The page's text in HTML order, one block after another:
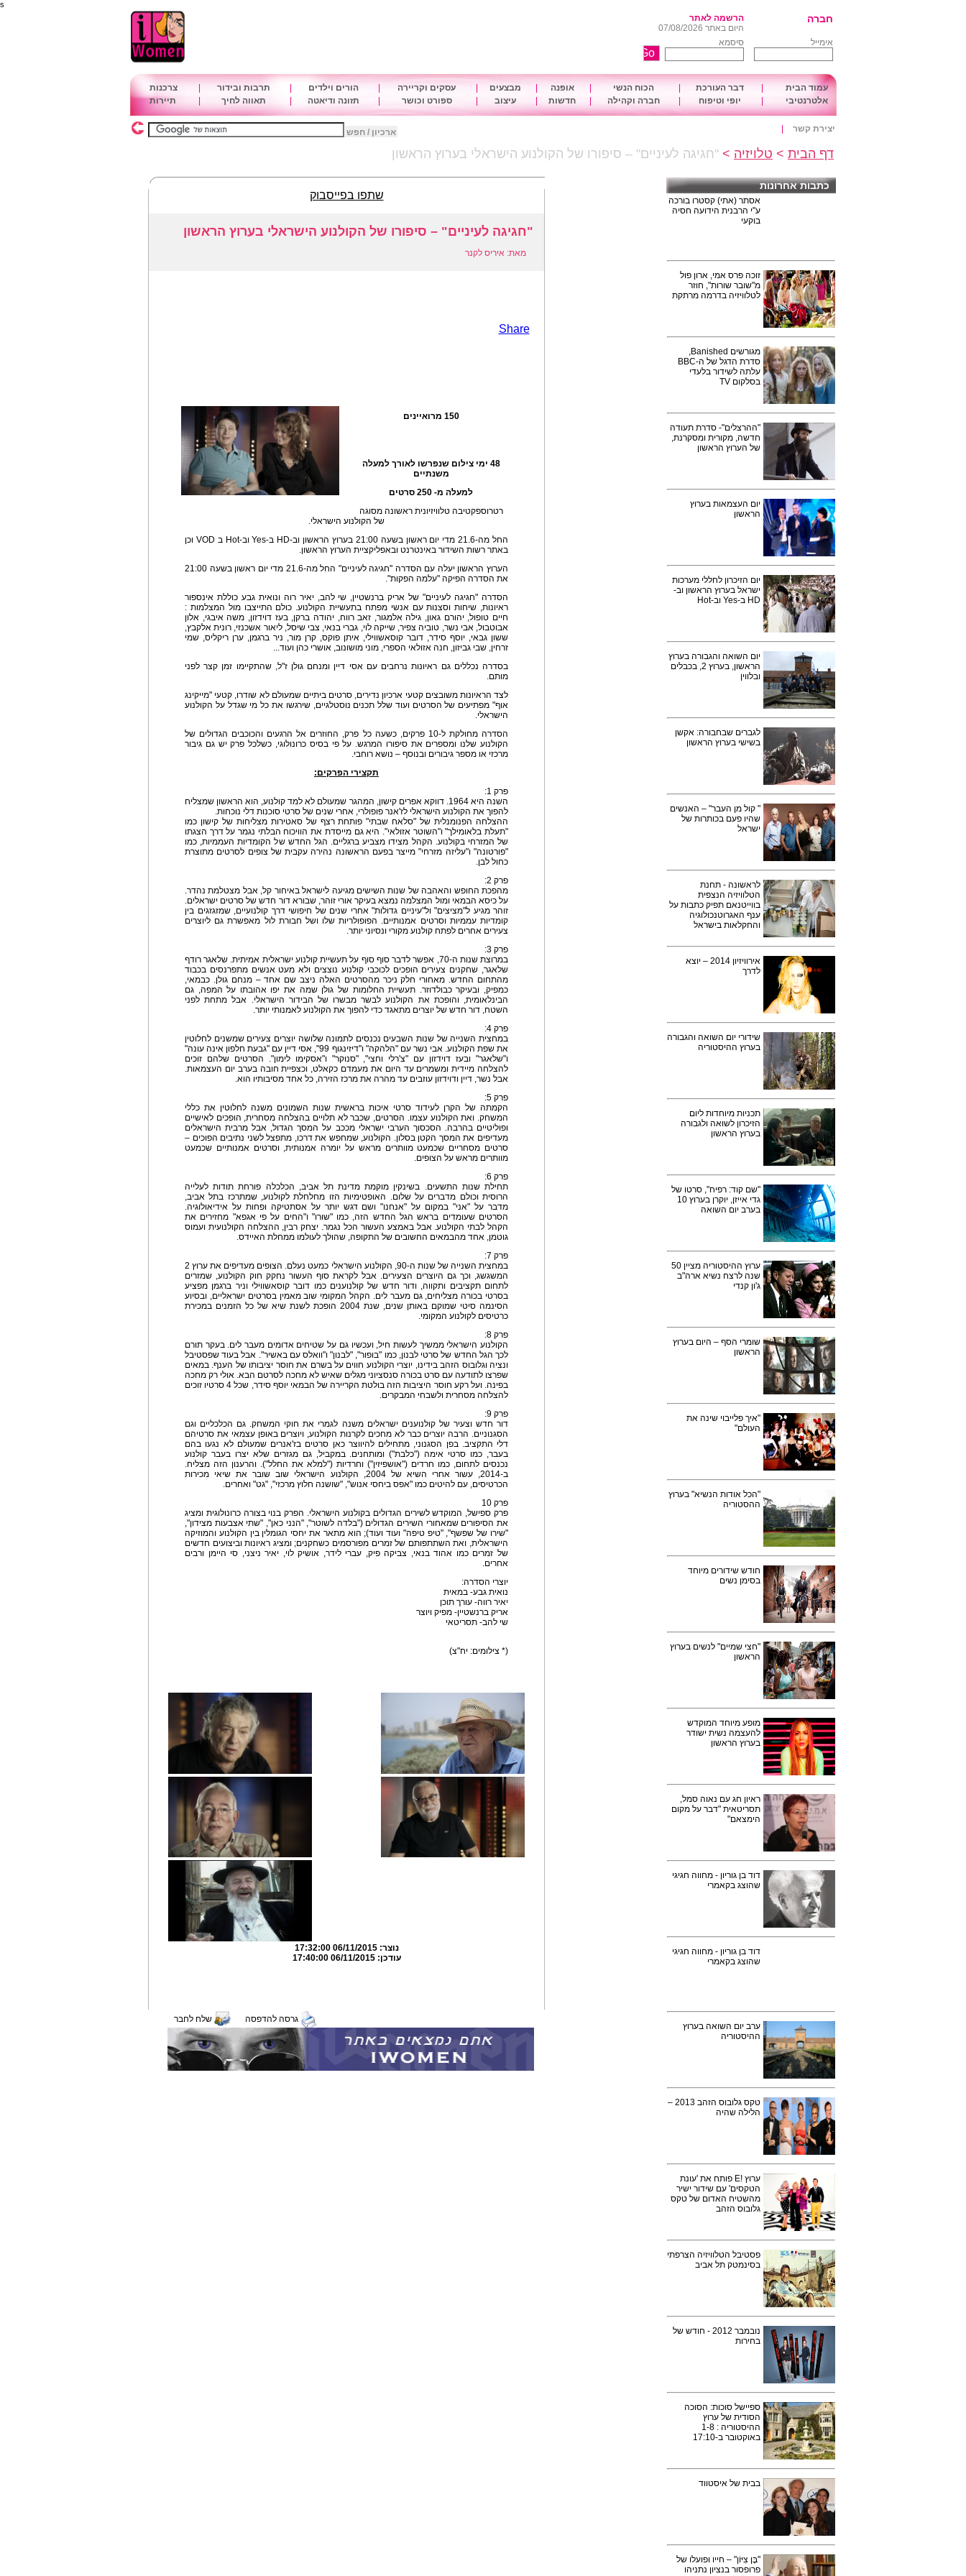
s
חברה
הרשמה לאתר
היום באתר 07/08/2026
אימייל
סיסמא
עמוד הבית דבר העורכת הכוח הנשי אופנה מבצעים עסקים וקריירה הורים וילדים תרבות ובידור
צרכנות
אלטרנטיבי
יופי וטיפוח חברה וקהילה חדשות עיצוב ספורט וכושר תזונה ודיאטה תאווה לחיך תיירות
יצירת קשר ארכיון / חפש
דף הבית > טלויזיה > "חגיגה לעיניים" – סיפורו של הקולנוע הישראלי בערוץ הראשון
כתבות אחרונות
אסתר (אתי) קסטרו בורכה
ע"י הרבנית הידועה חסיה
בוקעי
זוכה פרס אמי, ארון פול
מ"שובר שורות", חוזר
לטלוויזיה בדרמה מרתקת
מגורשים Banished,
סדרת הדגל של ה-BBC
עלתה לשידור בלעדי
בסלקום TV
"ההרצלים"- סדרת תעודה
חדשה, מקורית ומסקרנת,
של הערוץ הראשון
יום העצמאות בערוץ
הראשון
יום הזיכרון לחללי מערכות
ישראל בערוץ הראשון וב-
HD ב-Yes וב-Hot
יום השואה והגבורה בערוץ
הראשון, בערוץ 2, בכבלים
ובלווין
לגברים שבחבורה: אקשן
בשישי בערוץ הראשון
" קול מן העבר" – האנשים
שהיו פעם בכותרות של
ישראל
לראשונה - תחנת
הטלוויזיה הנצפית
בווייטנאם תפיק כתבות על
ענף האגרוטנכולוגיה
והחקלאות בישראל
אירוויזיון 2014 – יוצא
לדרך
שידורי יום השואה והגבורה
בערוץ ההיסטוריה
תכניות מיוחדות ליום
הזיכרון לשואה ולגבורה
בערוץ הראשון
"שם קוד: רפיח", סרטו של
גדי אייזן, יוקרן בערוץ 10
בערב יום השואה
ערוץ ההיסטוריה מציין 50
שנה לרצח נשיא ארה"ב
ג'ון קנדי
שומרי הסף – היום בערוץ
הראשון
"איך פלייבוי שינה את
העולם"
"הכל אודות הנשיא" בערוץ
ההסטוריה
חודש שידורים מיוחד
בסימן נשים
"חצי שמיים" לנשים בערוץ
הראשון
מופע מיוחד המוקדש
להעצמה נשית ישודר
בערוץ הראשון
ראיון חג עם נאוה סמל,
תסריטאית "דבר על מקום
הימצאם"
דוד בן גוריון - מחווה חגיגי
שהוצג בקאמרי
דוד בן גוריון - מחווה חגיגי
שהוצג בקאמרי
ערב יום השואה בערוץ
ההיסטוריה
טקס גלובוס הזהב 2013 –
הלילה שהיה
ערוץ !E פותח את 'עונת
הטקסים' עם שידור ישיר
מהשטיח האדום של טקס
גלובוס הזהב
פסטיבל הטלוויזיה הצרפתי
בסינמטק תל אביב
נובמבר 2012 - חודש של
בחירות
ספיישל סוכות: הסוכה
הסודית של ערוץ
ההיסטוריה : 1-8
באוקטובר ב-17:10
בבית של איסטווד
"בֶּן צִיּוֹן" – חייו ופועלו של
פרופסור בנציון נתניהו
שתפו בפייסבוק
"חגיגה לעיניים" – סיפורו של הקולנוע הישראלי בערוץ הראשון
מאת: איריס לקנר
Share
150 מרואיינים
48 ימי צילום שנפרשו לאורך למעלה
משנתיים
למעלה מ- 250 סרטים
רטרוספקטיבה טלוויזיונית ראשונה מסוגה
של הקולנוע הישראלי.
החל מה-21.6 מדי יום ראשון בשעה 21:00 בערוץ הראשון וב-HD ב-Yes וב-Hot ב VOD וכן
באתר רשות השידור באינטרנט ובאפליקציית הערוץ הראשון.
הערוץ הראשון יעלה עם הסדרה "חגיגה לעיניים" החל מה-21.6 מדי יום ראשון בשעה 21:00
את הסדרה הפיקה "עלמה הפקות".
הסדרה "חגיגה לעיניים" של אריק ברנשטיין, שי להב, יאיר רוה ונואית גבע כוללת אינספור
ראיונות, שיחות וסצנות עם אנשי מפתח בתעשיית הקולנוע. כולם התייצבו מול המצלמות :
חיים טופול, יהורם גאון, גילה אלמגור, זאב רווח, יהודה ברקן, בעז דוידזון, משה איבגי, אלון
אבוטבול, אבי נשר, טוביה צפיר, שייקה לוי, גברי בנאי, צבי שיסל, ליאור אשכנזי, רונית אלקבץ,
ששון גבאי, יוסף סידר, דובר קוסאשווילי, איתן פוקס, קרן מור, ניר ברגמן, ערן ריקליס, שמי
זרחין, שבי גביזון, חנה אזולאי הספרי, מוני מושונוב, אושרי כהן ועוד...
בסדרה נכללים גם ראיונות נרחבים עם אסי דיין ומנחם גולן ז"ל, שהתקיימו זמן קצר לפני
מותם.
לצד הראיונות משובצים קטעי ארכיון נדירים, סרטים ביתיים שמעולם לא שודרו, קטעי "מייקינג
אוף" מפתיעים של הסרטים ועוד שלל תכנים נוסטלגיים, שירגשו את כל מי שגדל על הקולנוע
הישראלי.
הסדרה מחולקת ל-10 פרקים, כשעה כל פרק, החוזרים אל הרגעים והכוכבים הגדולים של
הקולנוע שלנו ומספרים את סיפורו המרגש. על פי בסיס כרונולוגי, כשלכל פרק יש גם גיבור
מרכזי או מספר גיבורים ובנוסף – נושא רוחבי.
תקצירי הפרקים:
פרק 1:
השנה היא 1964. דווקא אפרים קישון, המהגר שמעולם לא למד קולנוע, הוא הראשון שמצליח
להפוך את הקולנוע הישראלי לז'אנר פופולרי, אחרי שנים של סרטי סוכנות דלי נוכחות.
ההצלחה הפנומנלית של "סלאח שבתי" פותחת רצף של סאטירות מצליחות של קישון כמו
"תעלת בלאומילך" ו"השוטר אזולאי". היא גם מייסדת את הוויכוח הבלתי נגמר על דרך הצגתו
של המזרחי בקולנוע. הקהל מצידו מצביע ברגליים. הגל החדש של הקומדיות העממיות, כמו
"פורטונה" ו"עליזה מזרחי" מייצר בפעם הראשונה נהירה עקבית של צופים לסרטים מתוצרת
כחול לבן.
פרק 2:
מהפכת החופש והאהבה של שנות השישים מגיעה לישראל באיחור קל, אבל מצטלמת נהדר.
על כיסא הבמאי ומול המצלמה נמצא בעיקר אורי זוהר, שבורא דור חדש של סרטים ישראלים.
זוהר מגיע ל"מציצים" ול"עיניים גדולות" אחרי שנים של חיפושי דרך קולנועיים, שמזגזגים בין
קומדיות עממיות וסרטים אמנותיים. הפופולריות שלו ושל חבורת לול מאפשרת גם ליוצרים
צעירים אחרים לפתח קולנוע מקורי ונסיוני יותר.
פרק 3:
במרוצת שנות ה-70, אפשר לדבר סוף סוף על תעשיית קולנוע ישראלית אמיתית. שלאגר רודף
שלאגר, שחקנים צעירים הופכים לכוכבי קולנוע נוצצים ולא מעט אנשים מתפרנסים בכבוד
מהתחום החדש. מאחורי חלק ניכר מהסרטים האלה ניצב שם אחד – מנחם גולן. כבמאי,
כמפיק, ובעיקר כבולדוזר. תעשיית החלומות של גולן שמה את יפו אהובתו על המפה, גם
הבינלאומית, והופכת את הקולנוע לבשר מבשרו של הבידור הישראלי. אבל מתחת לפני
השטח, דור חדש של יוצרים מתאגד כדי להפוך את הקולנוע לאמנותי יותר.
פרק 4:
במחצית השנייה של שנות השבעים נכנסים לתמונה שלושה יוצרים צעירים שמשנים לחלוטין
את שפת הקולנוע. אבי נשר עם "הלהקה" ו"דיזינגוף 99", אסי דיין עם "גבעת חלפון אינה עונה"
ו"שלאגר" ובעז דוידזון עם "צ'רלי וחצי", "סנוקר" ו"אסקימו לימון". הסרטים שלהם זוכים
להצלחה מיידית ומשמרים עד היום את מעמדם כקאלט, וכצפיית חובה בערב יום העצמאות.
אבל נשר, דיין ודוידזון עוזבים עד מהרה את מרכז הזירה, כל אחד מסיבותיו הוא.
פרק 5:
הקמתה של הקרן לעידוד סרטי איכות בראשית שנות השמונים משנה לחלוטין את כללי
המשחק. ואת הקולנוע עצמו. הסרטים, שכבר לא תלויים בהצלחה מסחרית, הופכים לאישיים
ופוליטיים בהרבה. הסכסוך הערבי ישראלי מככב על המסך הגדול, אבל מרבית הישראלים
מעדיפים את המסך הקטן בסלון. הקולנוע, שמחפש את דרכו, מתפצל לשני נתיבים הפוכים –
סרטים מסחריים שכמעט מוותרים מראש על יומרה אמנותית, וסרטים אמנותיים שכמעט
מוותרים מראש על הצופים.
פרק 6:
תחילת שנות התשעים. בשינקין מוקמת מדינת תל אביב, הכלכלה פורחת תודות לעלייה
הרוסית וכולם מדברים על שלום. האופטימיות הזו מחלחלת לקולנוע, שמתרכז בתל אביב,
מדבר על "אני" במקום על "אנחנו" ושם דגש יותר על אסתטיקה ופחות על אידיאולוגיה.
הסרטים שעומדים בראש הגל החדש הזה, כמו "שורו" ו"החים על פי אגפא" מחזירים את
הקהל לבתי הקולנוע. אבל באמצע העשור הכל נגמר. יצחק רבין, ההצלחה הקולנועית ועמוס
גוטמן, אחד מהבמאים החשובים של התקופה, שהולך לעולמו ממחלת האיידס.
פרק 7:
במחצית השנייה של שנות ה-90, הקולנוע הישראלי כמעט נעלם. הצופים מעדיפים את ערוץ 2
המשגשג, וכך גם היוצרים הצעירים. אבל לקראת סוף העשור נחקק חוק הקולנוע, שמזרים
לתחום תקציבים ותקווה, ודור חדש של קולנוענים כמו דובר קוסאשווילי וניר ברגמן מפציע
בסרטי בכורה מצליחים, גם מעבר לים. הקהל המקומי שוב מאמין בסרטים ישראליים, ובסיוע
הסינמה סיטי שמוקם באותן שנים, שנת 2004 הופכת לשנת שיא של כל הזמנים במכירת
כרטיסים לקולנוע המקומי.
פרק 8:
הקולנוע הישראלי ממשיך לעשות חיל, ועכשיו גם על שטיחים אדומים מעבר לים. בעקר תורם
לכך הגל החדש של סרטי לבנון, כמו "בופור", "לבנון" ו"וואלס עם באשיר". אבל בעוד שפסטיבל
ונציה וגלובוס הזהב בידינו, יוצרי הקולנוע חווים על בשרם את חוסר יציבותו של הענף. במאים
שפרצו לתודעה עם סרט בכורה סנסציוני מגלים שאיש לא מחכה לסרטם הבא. אולי רק מחכה
בפינה. ועל רקע חוסר היציבות הזה בולטת הקריירה של הבמאי יוסף סידר, שכל 4 סרטיו זוכים
להצלחה מסחרית ולשבחי המבקרים.
פרק 9:
דור חדש וצעיר של קולנוענים ישראלים משנה לגמרי את חוקי המשחק. גם הכלכליים וגם
הסגנוניים. הרבה יוצרים כבר לא מחכים לקרנות הקולנוע, ויוצרים באופן עצמאי את סרטיהם
דלי התקציב. בפן הסגנוני, מתחילים להיווצר כאן סרטים בז'אנרים שמעולם לא נגעו בהם
בעבר, כמו סרטי אימה ("כלבת") ומותחנים. במקביל, גם מגזרים שלא יצרו בעבר קולנוע
נכנסים לתחום, כמו חרדים ("אושפיזין") וחרדיות ("למלא את החלל"). והרענון הזה מצליח.
ב-2014, עשור אחרי השיא של 2004, הקולנוע הישראלי שוב שובר את שיאי מכירות
הכרטיסים, עם להיטים כמו "אפס ביחסי אנוש", "שושנה חלוץ מרכזי", "גט" ואחרים.
פרק 10
פרק ספישל, המוקדש לשירים הגדולים בקולנוע הישראלי. הפרק בנוי בצורה כרונולוגית ומציג
את הסיפורים שמאחורי השירים הגדולים ("בלדה לשוטר", "הנני כאן", "שתי אצבעות מצידון",
"שירו של שפשף", "טיפ טיפה" ועוד ועוד); הוא מתאר את יחסי הגומלין בין הקולנוע והמוזיקה
הישראלית, ואת השתתפותם של זמרים מפורסמים כשחקנים; ומציג ראיונות וביצועים חדשים
של זמרים כמו אהוד בנאי, צביקה פיק, עברי לידר, אושיק לוי, יאיר ניצני, סי היימן ורבים
אחרים.
יוצרי הסדרה:
נואית גבע- במאית
יאיר רווה- עורך תוכן
אריק ברנשטיין- מפיק ויוצר
שי להב- תסריטאי
(* צילומים: יח"צ)
נוצר:06/11/2015 17:32:00
עודכן:06/11/2015 17:40:00
גרסה להדפסה שלח לחבר